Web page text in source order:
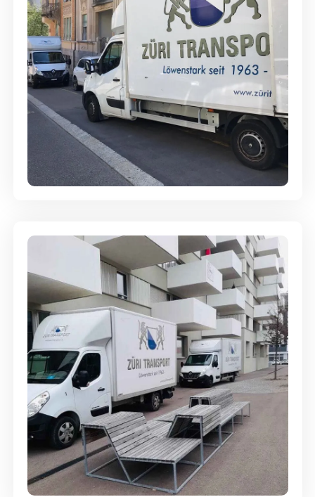
Full-Service - Für Privatumzüge
Umzugsreinigung - mit
Abgabegarantie